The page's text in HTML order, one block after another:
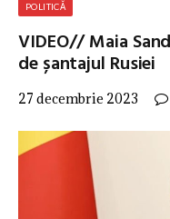
POLITICĂ
VIDEO// Maia
de șantajul Rusiei
27 decembrie 2023